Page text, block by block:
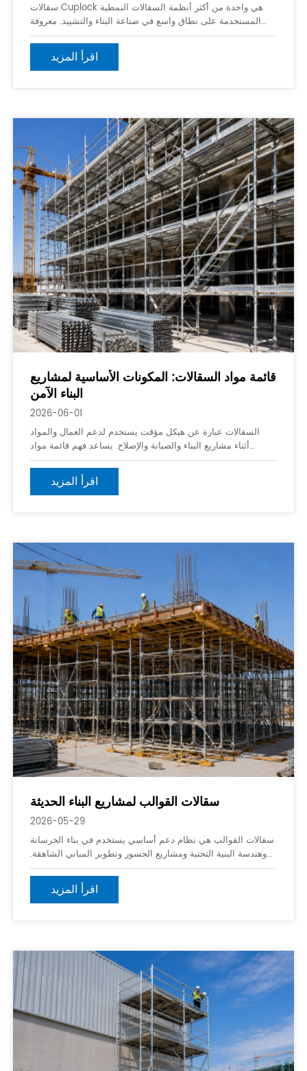
سقالات Cuplock هي واحدة من أكثر أنظمة السقالات النمطية
المستخدمة على نطاق واسع في صناعة البناء والتشييد. معروفة
بآلية القفل البسيطة ، والقدرة العالية للحمل ، وعملية التركيب
السريعة ، يتم تطبيق سقالات Cuplock على نطاق واسع في
المباني التجارية والمرافق الصناعية والجسور ومشاريع البنية التحتية
اقرأ المزيد
قائمة مواد السقالات: المكونات الأساسية لمشاريع
البناء الآمن
2026-06-01
السقالات عبارة عن هيكل مؤقت يستخدم لدعم العمال والمواد
أثناء مشاريع البناء والصيانة والإصلاح. يساعد فهم قائمة مواد
السقالات الكاملة المقاولين على اختيار المكونات الصحيحة للسلامة
اقرأ المزيد
سقالات القوالب لمشاريع البناء الحديثة
2026-05-29
سقالات القوالب هي نظام دعم أساسي يستخدم في بناء الخرسانة
وهندسة البنية التحتية ومشاريع الجسور وتطوير المباني الشاهقة.
يوفر دعمًا هيكليًا مؤقتًا لقلب الخرسانة أثناء عمليات الصب
والمعالجة والحمل. تساعد أنظمة السقالات الحديثة على تحسين
كفاءة البناء وسلامة العمال والاستقرار الهيكلي في بيئات البناء
اقرأ المزيد